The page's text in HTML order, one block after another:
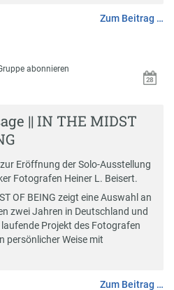
Zum Beitrag …
abonnieren
|| IN THE MIDST
Eröffnung der Solo-Ausstellung
Fotografen Heiner L. Beisert.
OF BEING zeigt eine Auswahl an
zwei Jahren in Deutschland und
Projekt des Fotografen
persönlicher Weise mit
Zum Beitrag …